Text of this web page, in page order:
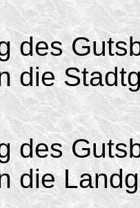
des
die
des
die